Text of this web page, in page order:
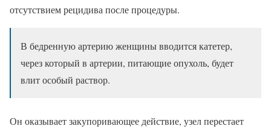
отсутствием рецидива после процедуры.
В бедренную артерию женщины вводится катетер,
через который в артерии, питающие опухоль, будет
влит особый раствор.
Он оказывает закупоривающее действие, узел перестает